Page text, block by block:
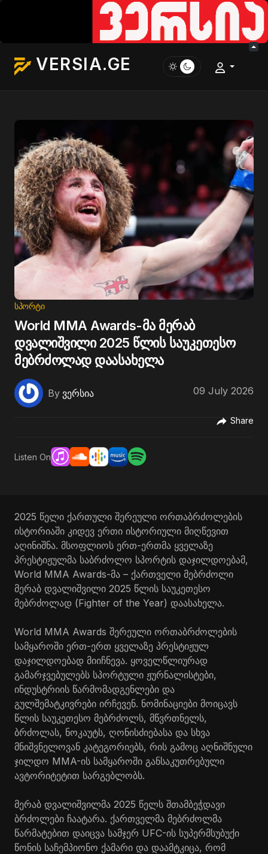
VERSIA.GE
ᲡᲞᲝᲠᲢᲘ
World MMA Awards-მა მერაბ
დვალიშვილი 2025 წლის საუკეთესო
მებრძოლად დაასახელა
By ვერსია 09 July 2026
Share
Listen On
2025 წელი ქართული შერეული ორთაბრძოლების
ისტორიაში კიდევ ერთი ისტორიული მიღწევით
აღინიშნა. მსოფლიოს ერთ-ერთმა ყველაზე
პრესტიჟულმა საბრძოლო სპორტის დაჯილდოებამ,
World MMA Awards-მა – ქართველი მებრძოლი
მერაბ დვალიშვილი 2025 წლის საუკეთესო
მებრძოლად (Fighter of the Year) დაასახელა.
World MMA Awards შერეული ორთაბრძოლების
სამყაროში ერთ-ერთ ყველაზე პრესტიჟულ
დაჯილდოებად მიიჩნევა. ყოველწლიურად
გამარჯვებულებს სპორტული ჟურნალისტები,
ინდუსტრიის წარმომადგენლები და
გულშემატკივრები ირჩევენ. ნომინაციები მოიცავს
წლის საუკეთესო მებრძოლს, მწვრთნელს,
ბრძოლას, ნოკაუტს, ღონისძიებასა და სხვა
მნიშვნელოვან კატეგორიებს, რის გამოც აღნიშნული
ჯილდო MMA-ის სამყაროში განსაკუთრებული
ავტორიტეტით სარგებლობს.
მერაბ დვალიშვილმა 2025 წელს შთამბეჭდავი
ბრძოლები ჩაატარა. ქართველმა მებრძოლმა
წარმატებით დაიცვა სამჯერ UFC-ის სუპერმსუბუქი
წონის საჩემპიონო ქამარი და დაამტკიცა, რომ